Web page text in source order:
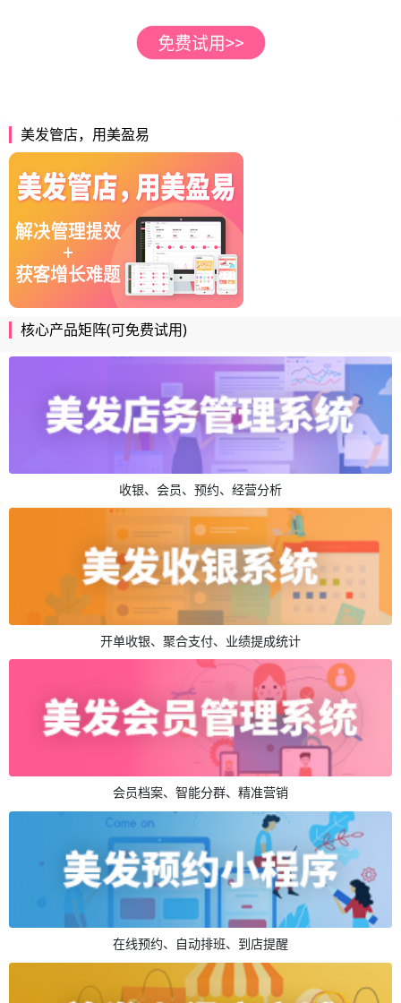
美发管店，用美盈易
核心产品矩阵(可免费试用)
收银、会员、预约、经营分析
开单收银、聚合支付、业绩提成统计
会员档案、智能分群、精准营销
在线预约、自动排班、到店提醒